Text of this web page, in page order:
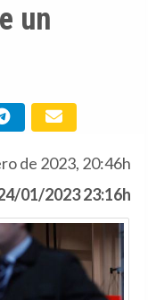
un
de 2023, 20:46h
01/2023 23:16h